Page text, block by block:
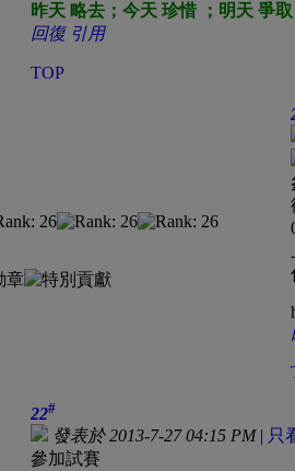
昨天 略去；今天 珍惜 ；明天 爭取
回復 引用
TOP
22#
發表於 2013-7-27 04:15 PM| 只
參加試賽